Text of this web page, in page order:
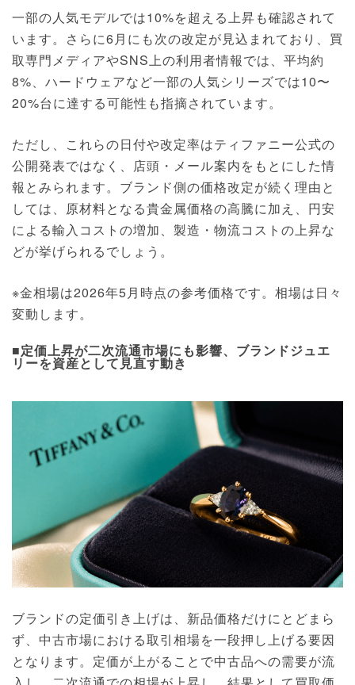
一部の人気モデルでは10%を超える上昇も確認されて
います。さらに6月にも次の改定が見込まれており、買
取専門メディアやSNS上の利用者情報では、平均約
8%、ハードウェアなど一部の人気シリーズでは10〜
20%台に達する可能性も指摘されています。
ただし、これらの日付や改定率はティファニー公式の
公開発表ではなく、店頭・メール案内をもとにした情
報とみられます。ブランド側の価格改定が続く理由と
しては、原材料となる貴金属価格の高騰に加え、円安
による輸入コストの増加、製造・物流コストの上昇な
どが挙げられるでしょう。
※金相場は2026年5月時点の参考価格です。相場は日々
変動します。
■定価上昇が二次流通市場にも影響、ブランドジュエ
リーを資産として見直す動き
ブランドの定価引き上げは、新品価格だけにとどまら
ず、中古市場における取引相場を一段押し上げる要因
となります。定価が上がることで中古品への需要が流